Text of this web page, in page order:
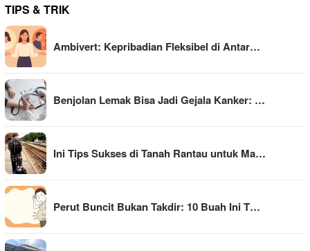
TIPS & TRIK
Ambivert: Kepribadian Fleksibel di Antar…
Benjolan Lemak Bisa Jadi Gejala Kanker: …
Ini Tips Sukses di Tanah Rantau untuk Ma…
Perut Buncit Bukan Takdir: 10 Buah Ini T…